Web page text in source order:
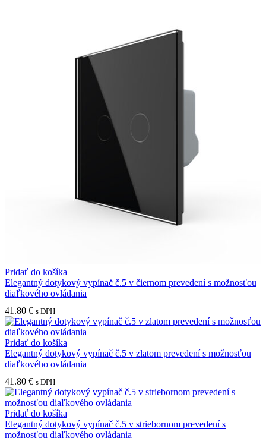
Pridať do košíka
Elegantný dotykový vypínač č.5 v čiernom prevedení s možnosťou
diaľkového ovládania
41.80 € s DPH
Pridať do košíka
Elegantný dotykový vypínač č.5 v zlatom prevedení s možnosťou
diaľkového ovládania
41.80 € s DPH
Pridať do košíka
Elegantný dotykový vypínač č.5 v striebornom prevedení s
možnosťou diaľkového ovládania